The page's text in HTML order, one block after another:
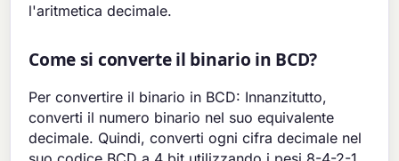
l'aritmetica decimale.
Come si converte il binario in BCD?
Per convertire il binario in BCD: Innanzitutto,
converti il numero binario nel suo equivalente
decimale. Quindi, converti ogni cifra decimale nel